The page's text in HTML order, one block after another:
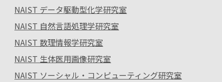
NAIST データ駆動型化学研究室
NAIST 自然言語処理学研究室
NAIST 数理情報学研究室
NAIST 生体医用画像研究室
NAIST ソーシャル・コンピューティング研究室